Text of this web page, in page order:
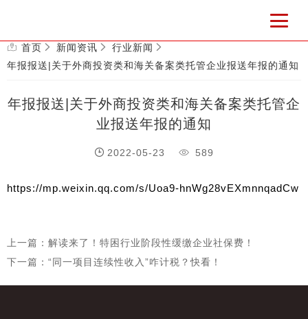
首页 新闻资讯
行业新闻
年报报送|关于外商投资类和海关备案类托管企业报送年报的通知
年报报送|关于外商投资类和海关备案类托管企
业报送年报的通知
2022-05-23 589
https://mp.weixin.qq.com/s/Uoa9-hnWg28vEXmnnqadCw
上一篇：解读来了！特困行业阶段性缓缴企业社保费！
下一篇：“同一项目连续性收入”咋计税？快看！